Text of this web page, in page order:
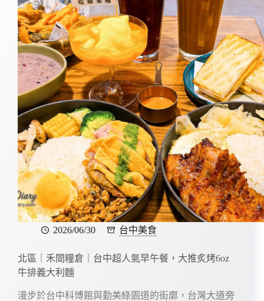
2026/06/30 台中美食
北區｜禾間糧倉｜台中超人氣早午餐，大推炙烤6oz
牛排義大利麵
漫步於台中科博館與勤美綠園道的街廓，台灣大道旁